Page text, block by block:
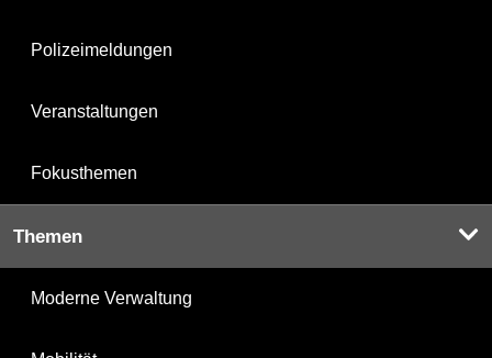
Polizeimeldungen
Veranstaltungen
Fokusthemen
Themen
Moderne Verwaltung